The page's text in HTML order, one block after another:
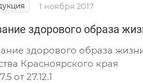
1 ноября 2017
здорового образа
здорового образа
Красноярского края
от 27.12.1